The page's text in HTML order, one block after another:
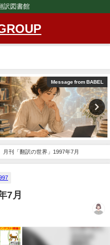
訳図書館
Message from BABEL
月刊「翻訳の世界」1997年7月
7月